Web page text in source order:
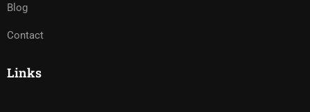
Blog
Contact
Links